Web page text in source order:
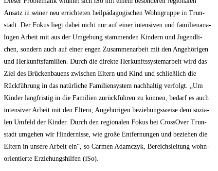
Ansatz in sei­ner neu errich­te­ten heil­päd­ago­gi­schen Wohn­grup­pe in Trun­
stadt. Der Fokus liegt dabei nicht nur auf einer inten­si­ven und fami­li­en­ana­
lo­gen Arbeit mit aus der Umge­bung stam­men­den Kin­dern und Jugend­li­
chen, son­dern auch auf einer engen Zusam­men­ar­beit mit den Ange­hö­ri­gen
und Her­kunfts­fa­mi­li­en. Durch die direk­te Her­kunfts­sys­tem­ar­beit wird das
Ziel des Brü­cken­bau­ens zwi­schen Eltern und Kind und schließ­lich die
Rück­füh­rung in das natür­li­che Fami­li­en­sys­tem nach­hal­tig ver­folgt. „Um
Kin­der lang­fris­tig in die Fami­li­en zurück­füh­ren zu kön­nen, bedarf es auch
inten­si­ver Arbeit mit den Eltern, Ange­hö­ri­gen bezie­hungs­wei­se dem sozia­
len Umfeld der Kin­der. Durch den regio­na­len Fokus bei Cross­Over Trun­
stadt umge­hen wir Hin­der­nis­se, wie gro­ße Ent­fer­nun­gen und bezie­hen die
Eltern in unse­re Arbeit ein“, so Car­men Adamc­zyk, Bereichs­lei­tung wohn­
ori­en­tier­te Erzie­hungs­hil­fen (iSo).